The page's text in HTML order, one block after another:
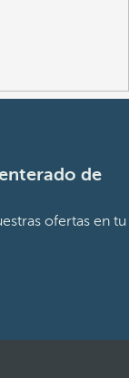
de
ofertas en tu